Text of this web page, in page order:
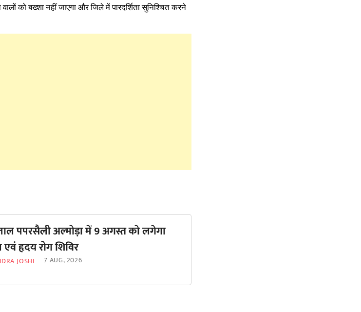
को बख्शा नहीं जाएगा और जिले में पारदर्शिता सुनिश्चित करने
पपरसैली अल्मोड़ा में 9 अगस्त को लगेगा
हृदय रोग शिविर
JOSHI 7 AUG, 2026